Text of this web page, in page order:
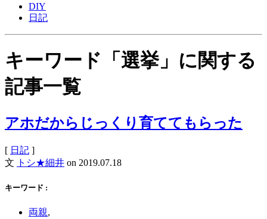
DIY
日記
キーワード「選挙」に関する
記事一覧
アホだからじっくり育ててもらった
[ 日記 ]
文
トシ★細井 on 2019.07.18
キーワード :
両親,